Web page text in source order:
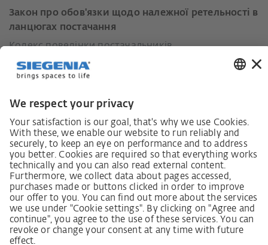
Закон про обов'язки щодо належної ретельності в
ланцюгах постачання
Кодекс поведінки постачальників
Інформаційний лист для постачальників щодо
Закону про належну обачність у ланцюгах
Декларація про принципи стратегії у сфері прав
людини
Процедура подання та розгляду скарг відповідно
до Закону про належну обачність у ланцюгах
постачання
Довідкові дані AGB
Політика конфіденційності